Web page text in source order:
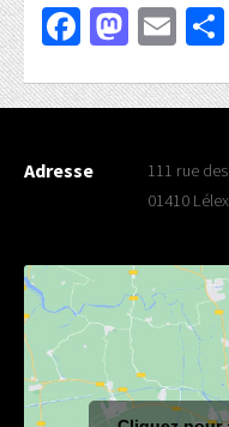
Facebook
Adresse
111 rue
01410 Lélex